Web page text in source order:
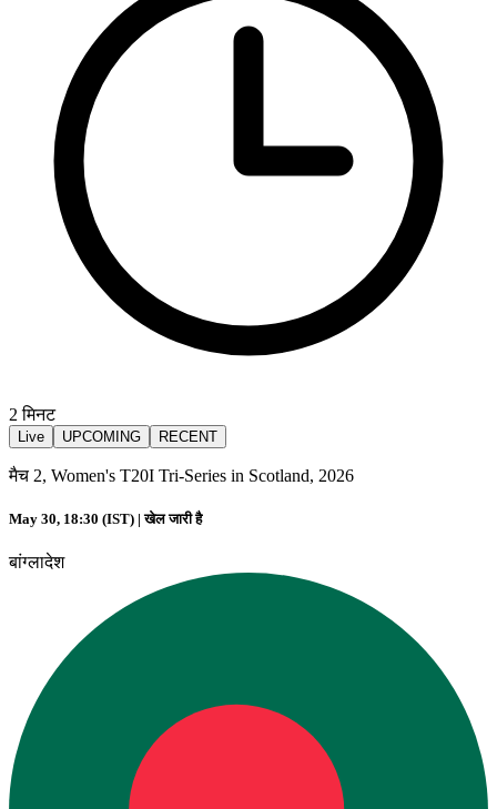
2 मिनट
Live UPCOMING RECENT
मैच 2, Women's T20I Tri-Series in Scotland, 2026
May 30, 18:30 (IST) |खेल जारी है
बांग्लादेश